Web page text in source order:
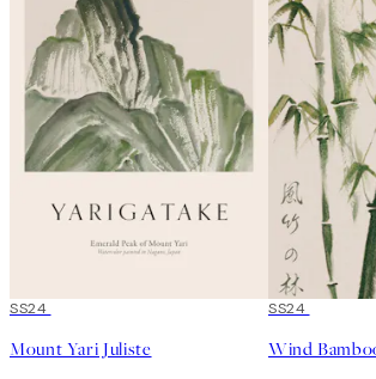
50%*
SS24
Mount Yari Juliste
50%*
SS24
Wind